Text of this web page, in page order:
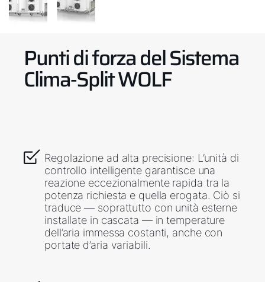
Punti di forza del Sistema
Clima‑Split WOLF
Regolazione ad alta precisione: L’unità di
controllo intelligente garantisce una
reazione eccezionalmente rapida tra la
potenza richiesta e quella erogata. Ciò si
traduce — soprattutto con unità esterne
installate in cascata — in temperature
dell’aria immessa costanti, anche con
portate d’aria variabili.